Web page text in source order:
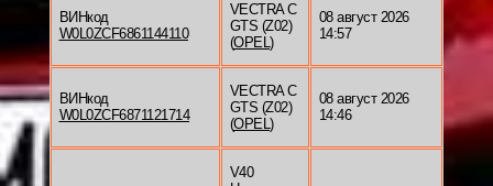
ВИНкод
W0L0ZCF6861144110
VECTRA C
GTS (Z02)
(OPEL)
08 август 2026
14:57
ВИНкод
W0L0ZCF6871121714
VECTRA C
GTS (Z02)
(OPEL)
08 август 2026
14:46
V40